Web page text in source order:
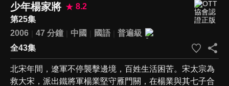
少年楊家將
8.2
第25集
2006
47 分鐘 中國 國語
普遍級
全43集
北宋年間，遼軍不停襲擊邊境，百姓生活困苦。宋太宗為
救大宋，派出鐵將軍楊業堅守雁門關，在楊業與其七子合